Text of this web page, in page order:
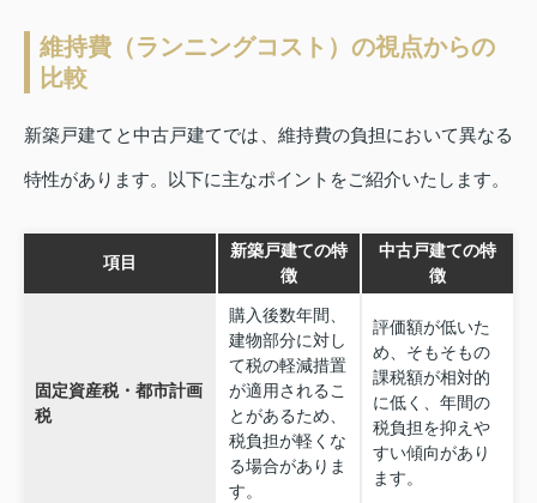
維持費（ランニングコスト）の視点からの
比較
新築戸建てと中古戸建てでは、維持費の負担において異なる
特性があります。以下に主なポイントをご紹介いたします。
項目
新築戸建ての特
徴
中古戸建ての特
徴
固定資産税・都市計画
税
購入後数年間、
建物部分に対し
て税の軽減措置
が適用されるこ
とがあるため、
税負担が軽くな
る場合がありま
す。
評価額が低いた
め、そもそもの
課税額が相対的
に低く、年間の
税負担を抑えや
すい傾向があり
ます。